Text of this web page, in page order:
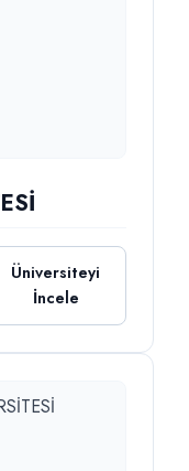
Üniversiteyi
İncele